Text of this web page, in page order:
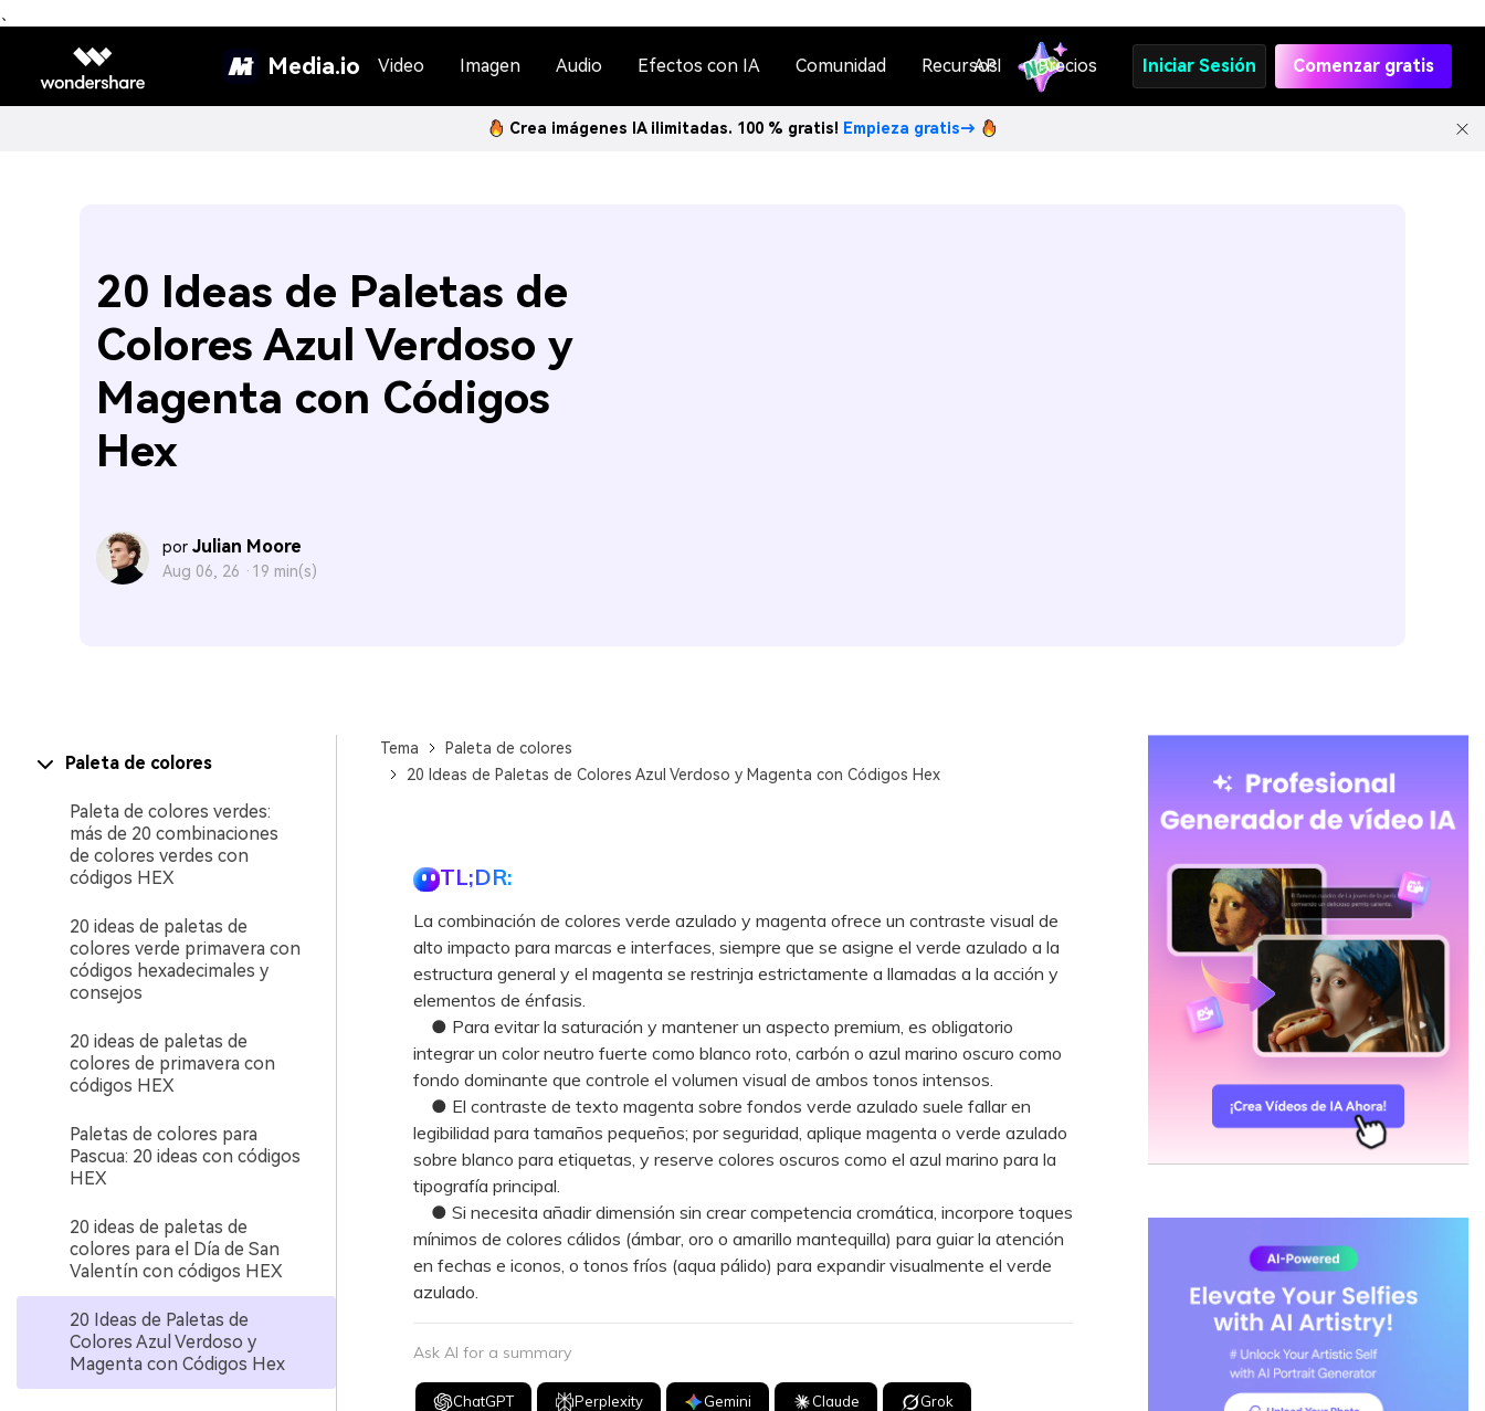
、
Media.io Video Imagen Audio Efectos con IA Comunidad Recursos
API Precios Iniciar Sesión Comenzar gratis
Crea imágenes IA ilimitadas. 100 % gratis! Empieza gratis→
20 Ideas de Paletas de
Colores Azul Verdoso y
Magenta con Códigos
Hex
por Julian Moore
Aug 06, 26 · 19 min(s)
Paleta de colores
Paleta de colores verdes:
más de 20 combinaciones
de colores verdes con
códigos HEX
20 ideas de paletas de
colores verde primavera con
códigos hexadecimales y
consejos
20 ideas de paletas de
colores de primavera con
códigos HEX
Paletas de colores para
Pascua: 20 ideas con códigos
HEX
20 ideas de paletas de
colores para el Día de San
Valentín con códigos HEX
20 Ideas de Paletas de
Colores Azul Verdoso y
Magenta con Códigos Hex
Tema
Paleta de colores
20 Ideas de Paletas de Colores Azul Verdoso y Magenta con Códigos Hex
TL;DR:
La combinación de colores verde azulado y magenta ofrece un contraste visual de
alto impacto para marcas e interfaces, siempre que se asigne el verde azulado a la
estructura general y el magenta se restrinja estrictamente a llamadas a la acción y
elementos de énfasis.
● Para evitar la saturación y mantener un aspecto premium, es obligatorio
integrar un color neutro fuerte como blanco roto, carbón o azul marino oscuro como
fondo dominante que controle el volumen visual de ambos tonos intensos.
● El contraste de texto magenta sobre fondos verde azulado suele fallar en
legibilidad para tamaños pequeños; por seguridad, aplique magenta o verde azulado
sobre blanco para etiquetas, y reserve colores oscuros como el azul marino para la
tipografía principal.
● Si necesita añadir dimensión sin crear competencia cromática, incorpore toques
mínimos de colores cálidos (ámbar, oro o amarillo mantequilla) para guiar la atención
en fechas e iconos, o tonos fríos (aqua pálido) para expandir visualmente el verde
azulado.
Ask AI for a summary
ChatGPT Perplexity Gemini Claude Grok